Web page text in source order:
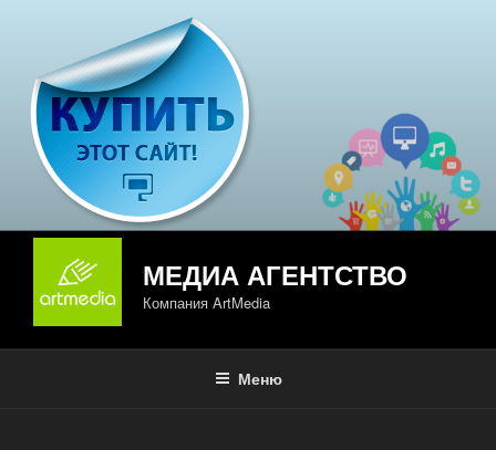
содержимому
МЕДИА АГЕНТСТВО
Компания ArtMedia
Меню